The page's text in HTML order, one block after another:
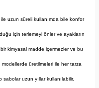
uzun süreli kullanımda bile konfor
için terlemeyi önler ve ayakların
kimyasal madde içermezler ve bu
modellerde üretilmeleri ile her tarza
sabolar uzun yıllar kullanılabilir.